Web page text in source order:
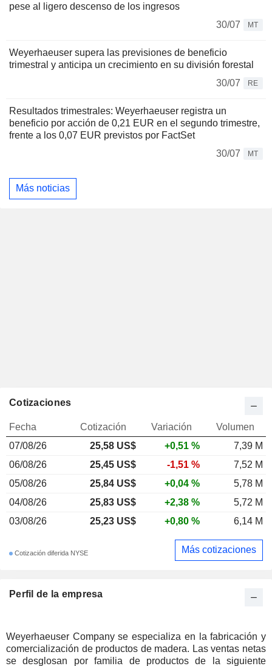
pese al ligero descenso de los ingresos
30/07
MT
Weyerhaeuser supera las previsiones de beneficio
trimestral y anticipa un crecimiento en su división forestal
30/07
RE
Resultados trimestrales: Weyerhaeuser registra un
beneficio por acción de 0,21 EUR en el segundo trimestre,
frente a los 0,07 EUR previstos por FactSet
30/07
MT
Más noticias
Perfil de la empresa
Weyerhaeuser Company se especializa en la fabricación y
comercialización de productos de madera. Las ventas netas
se desglosan por familia de productos de la siguiente
Cotizaciones
Fecha Cotización Variación
Volumen
07/08/26
25,58 US$ +0,51 %
7,39 M
06/08/26
25,45 US$ -1,51 %
7,52 M
05/08/26
25,84 US$ +0,04 %
5,78 M
04/08/26
25,83 US$ +2,38 %
5,72 M
03/08/26
25,23 US$ +0,80 % 6,14 M
Cotización diferida NYSE Más cotizaciones